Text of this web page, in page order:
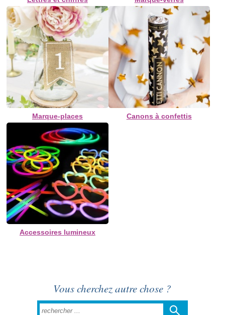
Marque-places Canons à confettis
Accessoires lumineux
Vous cherchez autre chose ?